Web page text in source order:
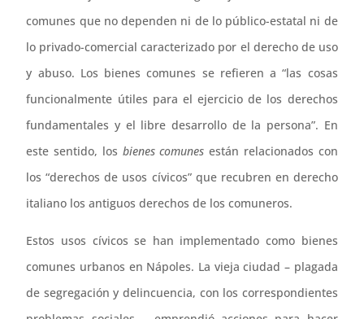
comunes que no dependen ni de lo público-estatal ni de
lo privado-comercial caracterizado por el derecho de uso
y abuso. Los bienes comunes se refieren a “las cosas
funcionalmente útiles para el ejercicio de los derechos
fundamentales y el libre desarrollo de la persona”. En
este sentido, los bienes comunesestán relacionados con
los “derechos de usos cívicos” que recubren en derecho
italiano los antiguos derechos de los comuneros.
Estos usos cívicos se han implementado como bienes
comunes urbanos en Nápoles. La vieja ciudad – plagada
de segregación y delincuencia, con los correspondientes